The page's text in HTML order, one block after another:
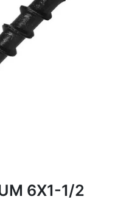
6X1-1/2